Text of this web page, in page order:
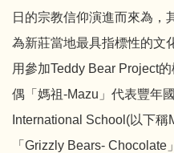
日的宗教信仰演進而來為，
為新莊當地最具指標性的文
用參加Teddy Bear Project
偶「媽祖-Mazu」代表豐年
International School(以下稱
「Grizzly Bears-